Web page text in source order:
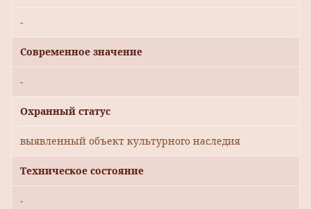
-
Современное значение
-
Охранный статус
выявленный объект культурного наследия
Техническое состояние
-